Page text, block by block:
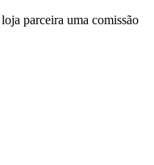
parceira uma comissão